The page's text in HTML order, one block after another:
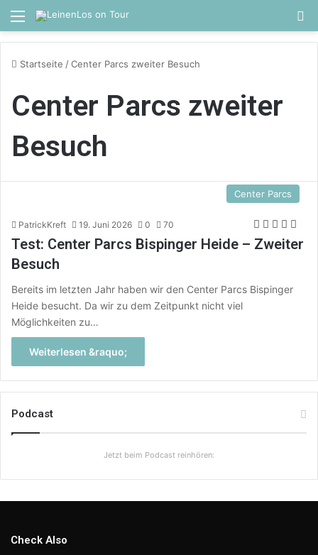
Menü
Startseite /Center Parcs zweiter Besuch
Center Parcs zweiter
Besuch
Center Parcs
PatrickKreft 19. Juni 2026 0 70
Test: Center Parcs Bispinger Heide – Zweiter
Besuch
Bereits im letzten Jahr haben wir den Center Parcs Bispinger
Heide besucht. Da wir zu dem Zeitpunkt nicht viel
Möglichkeiten zu…
Weiterlesen &raquo;
Podcast
Jetzt beim Podcast reinhören:
Check Also